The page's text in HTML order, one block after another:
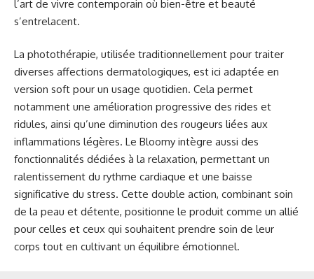
l’art de vivre contemporain où bien-être et beauté
s’entrelacent.
La photothérapie, utilisée traditionnellement pour traiter
diverses affections dermatologiques, est ici adaptée en
version soft pour un usage quotidien. Cela permet
notamment une amélioration progressive des rides et
ridules, ainsi qu’une diminution des rougeurs liées aux
inflammations légères. Le Bloomy intègre aussi des
fonctionnalités dédiées à la relaxation, permettant un
ralentissement du rythme cardiaque et une baisse
significative du stress. Cette double action, combinant soin
de la peau et détente, positionne le produit comme un allié
pour celles et ceux qui souhaitent prendre soin de leur
corps tout en cultivant un équilibre émotionnel.